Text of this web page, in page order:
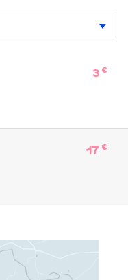
3 €
17 €